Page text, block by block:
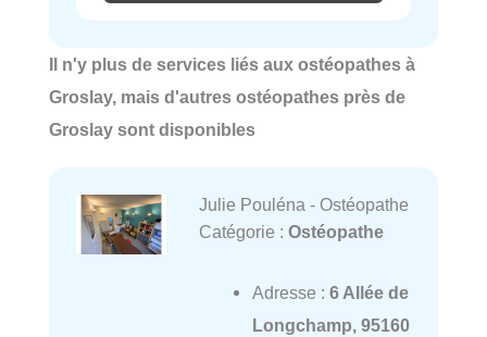
Il n'y plus de services liés aux ostéopathes à
Groslay, mais d'autres ostéopathes près de
Groslay sont disponibles
Julie Pouléna - Ostéopathe
Catégorie : Ostéopathe
Adresse : 6 Allée de
Longchamp, 95160